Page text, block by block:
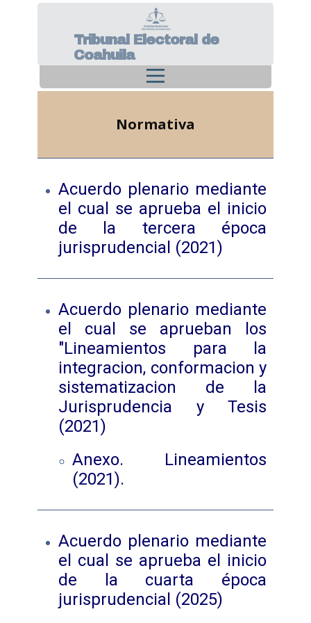
Inicio
Criterios Jurisprudenciales
Juicio en Linea
Transparencia
Tribunal Electoral de
Coahuila
Normativa
Acuerdo plenario mediante
el cual se aprueba el inicio
de la tercera época
jurisprudencial (2021)
Acuerdo plenario mediante
el cual se aprueban los
"Lineamientos para la
integracion, conformacion y
sistematizacion de la
Jurisprudencia y Tesis
(2021)
Anexo. Lineamientos
(2021).
Acuerdo plenario mediante
el cual se aprueba el inicio
de la cuarta época
jurisprudencial (2025)